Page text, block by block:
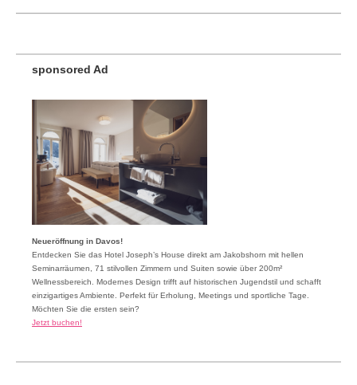
sponsored Ad
Neueröffnung in Davos!
Entdecken Sie das Hotel Joseph’s House direkt am Jakobshorn mit hellen
Seminarräumen, 71 stilvollen Zimmern und Suiten sowie über 200m²
Wellnessbereich. Modernes Design trifft auf historischen Jugendstil und schafft
einzigartiges Ambiente. Perfekt für Erholung, Meetings und sportliche Tage.
Möchten Sie die ersten sein?
Jetzt buchen!